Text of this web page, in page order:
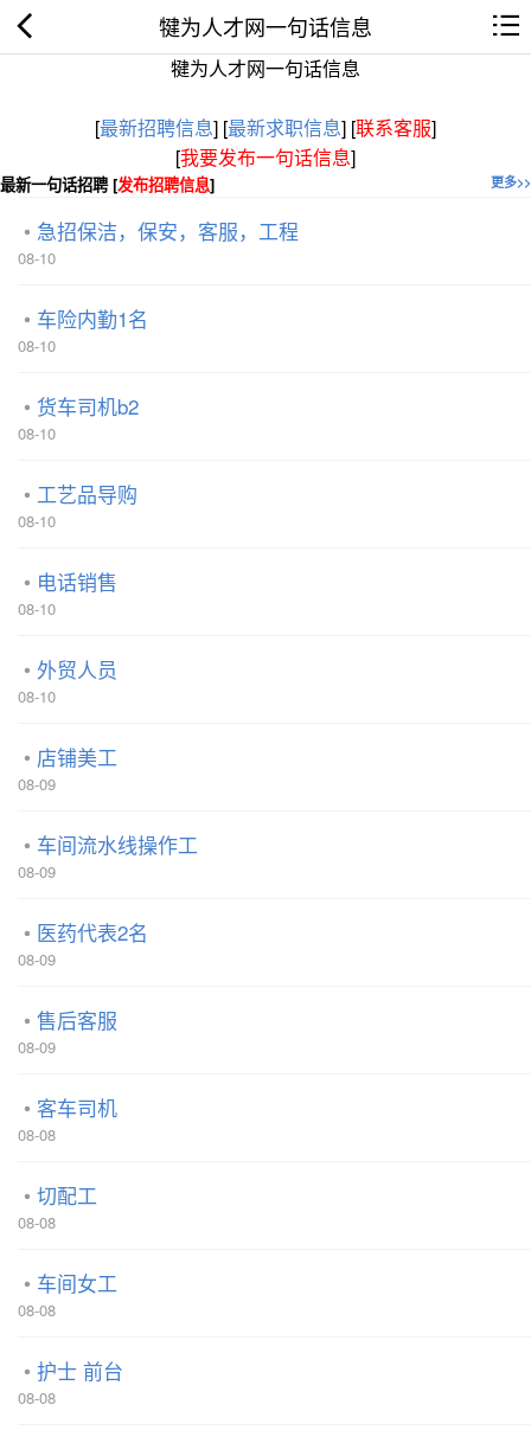
犍为人才网一句话信息
犍为人才网一句话信息
[最新招聘信息] [最新求职信息] [联系客服]
[我要发布一句话信息]
更多>>
最新一句话招聘 [发布招聘信息]
急招保洁，保安，客服，工程
08-10
车险内勤1名
08-10
货车司机b2
08-10
工艺品导购
08-10
电话销售
08-10
外贸人员
08-10
店铺美工
08-09
车间流水线操作工
08-09
医药代表2名
08-09
售后客服
08-09
客车司机
08-08
切配工
08-08
车间女工
08-08
护士 前台
08-08